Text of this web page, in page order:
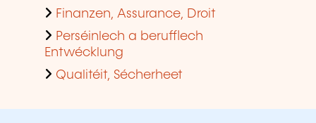
Finanzen, Assurance, Droit
Perséinlech a berufflech
Entwécklung
Qualitéit, Sécherheet